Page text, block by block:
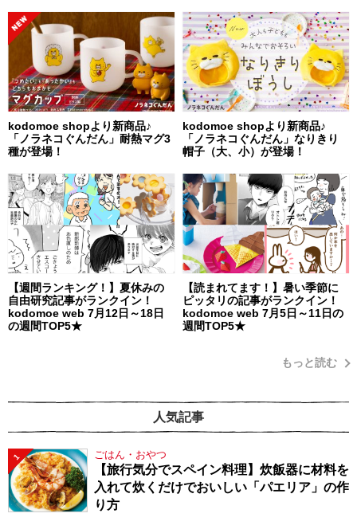
kodomoe shopより新商品♪
「ノラネコぐんだん」耐熱マグ3
種が登場！
kodomoe shopより新商品♪
「ノラネコぐんだん」なりきり
帽子（大、小）が登場！
【週間ランキング！】夏休みの
自由研究記事がランクイン！
kodomoe web 7月12日～18日
の週間TOP5★
【読まれてます！】暑い季節に
ピッタリの記事がランクイン！
kodomoe web 7月5日～11日の
週間TOP5★
もっと読む
人気記事
1 ごはん・おやつ
【旅行気分でスペイン料理】炊飯器に材料を
入れて炊くだけでおいしい「パエリア」の作
り方